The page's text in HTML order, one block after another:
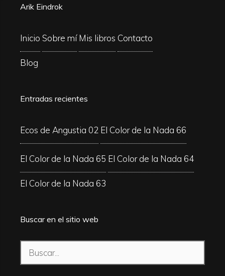
Arik Eindrok
Inicio Sobre mí Mis libros Contacto
Blog
Entradas recientes
Ecos de Angustia 02 El Color de la Nada 66
El Color de la Nada 65 El Color de la Nada 64
El Color de la Nada 63
Buscar en el sitio web
Buscar: